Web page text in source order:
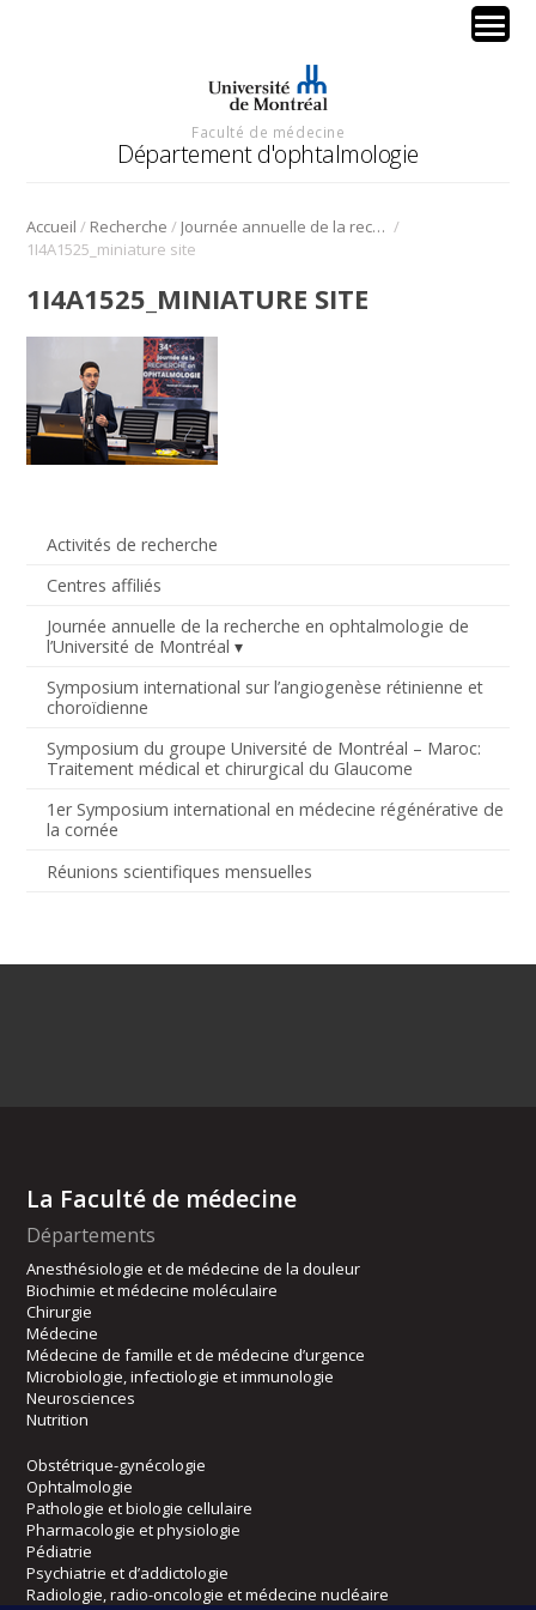
Faculté de médecine
Département d'ophtalmologie
Accueil / Recherche / Journée annuelle de la recherche en ophtalmologie de l’Université de Montréal /
1I4A1525_miniature site
Activités de recherche
Centres affiliés
Journée annuelle de la recherche en ophtalmologie de
l’Université de Montréal
Symposium international sur l’angiogenèse rétinienne et
choroïdienne
Symposium du groupe Université de Montréal – Maroc:
Traitement médical et chirurgical du Glaucome
1er Symposium international en médecine régénérative de
la cornée
Réunions scientifiques mensuelles
1I4A1525_MINIATURE SITE
La Faculté de médecine
Départements
Anesthésiologie et de médecine de la douleur
Biochimie et médecine moléculaire
Chirurgie
Médecine
Médecine de famille et de médecine d’urgence
Microbiologie, infectiologie et immunologie
Neurosciences
Nutrition
Obstétrique-gynécologie
Ophtalmologie
Pathologie et biologie cellulaire
Pharmacologie et physiologie
Pédiatrie
Psychiatrie et d’addictologie
Radiologie, radio-oncologie et médecine nucléaire